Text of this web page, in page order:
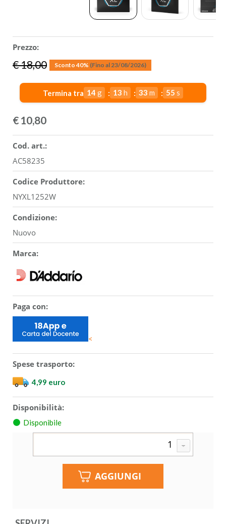
Prezzo:
€ 18,00 Sconto 40% (Fino al 23/08/2026)
Termina tra 14 g 13 h 33 m 54 s
€ 10,80
Cod. art.:
AC58235
Codice Produttore:
NYXL1252W
Condizione:
Nuovo
Marca:
Paga con:
<
Spese trasporto:
4,99 euro
Disponibilità:
Disponibile